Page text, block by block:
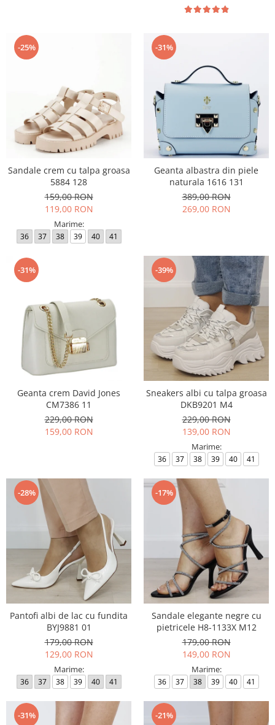
-25%
Sandale crem cu talpa groasa
5884 128
159,00 RON
119,00 RON
Marime:
36 37 38 39 40 41
-31%
Geanta albastra din piele
naturala 1616 131
389,00 RON
269,00 RON
-31%
Geanta crem David Jones
CM7386 11
229,00 RON
159,00 RON
-39%
Sneakers albi cu talpa groasa
DKB9201 M4
229,00 RON
139,00 RON
Marime:
36 37 38 39 40 41
-28%
Pantofi albi de lac cu fundita
BYJ9881 01
179,00 RON
129,00 RON
Marime:
36 37 38 39 40 41
-17%
Sandale elegante negre cu
pietricele H8-1133X M12
179,00 RON
149,00 RON
Marime:
36 37 38 39 40 41
-31% -21%